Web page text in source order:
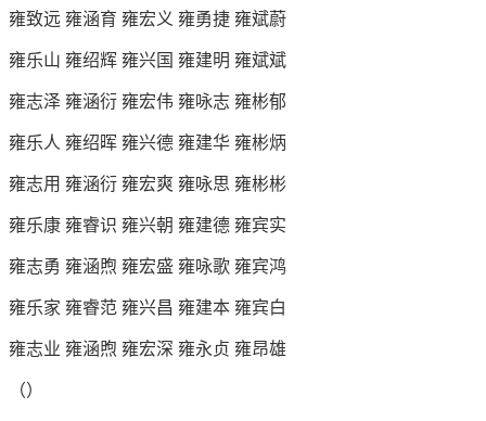
雍致远 雍涵育 雍宏义 雍勇捷 雍斌蔚
雍乐山 雍绍辉 雍兴国 雍建明 雍斌斌
雍志泽 雍涵衍 雍宏伟 雍咏志 雍彬郁
雍乐人 雍绍晖 雍兴德 雍建华 雍彬炳
雍志用 雍涵衍 雍宏爽 雍咏思 雍彬彬
雍乐康 雍睿识 雍兴朝 雍建德 雍宾实
雍志勇 雍涵煦 雍宏盛 雍咏歌 雍宾鸿
雍乐家 雍睿范 雍兴昌 雍建本 雍宾白
雍志业 雍涵煦 雍宏深 雍永贞 雍昂雄
（）